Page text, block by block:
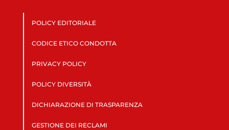
POLICY EDITORIALE
CODICE ETICO CONDOTTA
PRIVACY POLICY
POLICY DIVERSITÀ
DICHIARAZIONE DI TRASPARENZA
GESTIONE DEI RECLAMI